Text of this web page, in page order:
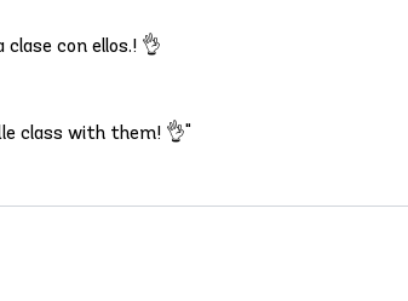
con ellos.! 👌
class with them! 👌"